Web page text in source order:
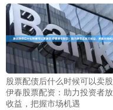
股票配债后什么时候可以卖
伊春股票配资：助力投资者
收益，把握市场机遇